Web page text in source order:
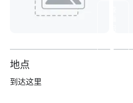
2
地点
到达这里